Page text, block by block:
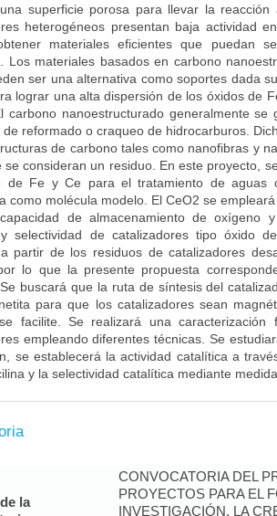
superficie porosa para llevar la
heterogéneos presentan baja actividad
materiales eficientes que puedan
Los materiales basados en carbono
ser una alternativa como soportes dada
lograr una alta dispersión de los óxidos de
carbono nanoestructurado generalmente
de reformado o craqueo de hidrocarburos.
de carbono tales como nanofibras y
se consideran un residuo. En este proyecto,
de Fe y Ce para el tratamiento de aguas
como molécula modelo. El CeO2 se
de almacenamiento de oxígeno
selectividad de catalizadores tipo óxido
partir de los residuos de catalizadores
lo que la presente propuesta
buscará que la ruta de síntesis del
para que los catalizadores sean
facilite. Se realizará una
empleando diferentes técnicas. Se
se establecerá la actividad catalítica a
y la selectividad catalítica mediante
la
CONVOCATORIA DEL
PROYECTOS PARA EL
INVESTIGACIÓN, LA